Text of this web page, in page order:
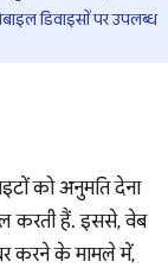
डिवाइसों पर उपलब्ध
को अनुमति देना
करती हैं. इससे, वेब
करने के मामले में,